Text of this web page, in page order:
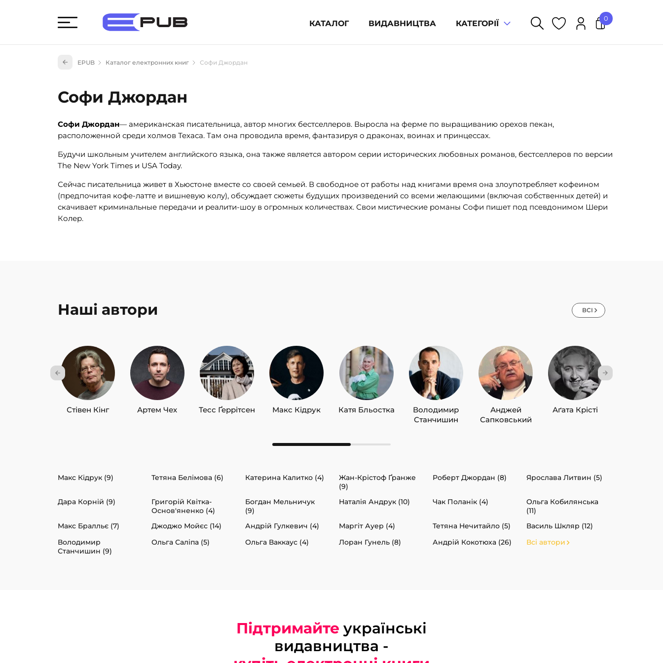
КАТАЛОГ ВИДАВНИЦТВА КАТЕГОРІЇ
Художня література (1854)
Навчальна література та посібники
(527)
(55)
0
У кошику немає товарів.
EPUB Каталог електронних книг Софи Джордан
Софи Джордан
Софи Джордан— американская писательница, автор многих бестселлеров. Выросла на ферме по выращиванию орехов пекан,
расположенной среди холмов Техаса. Там она проводила время, фантазируя о драконах, воинах и принцессах.
Будучи школьным учителем английского языка, она также является автором серии исторических любовных романов, бестселлеров по версии
The New York Times и USA Today.
Сейчас писательница живет в Хьюстоне вместе со своей семьей. В свободное от работы над книгами время она злоупотребляет кофеином
(предпочитая кофе-латте и вишневую колу), обсуждает сюжеты будущих произведений со всеми желающими (включая собственных детей) и
скачивает криминальные передачи и реалити-шоу в огромных количествах. Свои мистические романы Софи пишет под псевдонимом Шери
Колер.
Наші автори ВСІ
Стівен Кінг Артем Чех Тесс Ґеррітсен Макс Кідрук Катя Бльостка
Володимир
Станчишин
Анджей
Сапковський
Аґата Крісті
Макс Кідрук (9) Тетяна Белімова (6) Катерина Калитко (4)
Жан-Крістоф Ґранже
(9)
Роберт Джордан (8) Ярослава Литвин (5)
Дара Корній (9)
Григорій Квітка-
Основ'яненко (4)
Богдан Мельничук
(9)
Наталія Андрук (10) Чак Поланік (4)
Ольга Кобилянська
(11)
Макс Бралльє (7)
Джоджо Мойєс (14) Андрій Гулкевич (4) Маргіт Ауер (4) Тетяна Нечитайло (5)
Василь Шкляр (12)
Володимир
Станчишин (9)
Ольга Саліпа (5) Ольга Ваккаус (4) Лоран Гунель (8) Андрій Кокотюха (26) Всі автори
Підтримайте українські
видавництва -